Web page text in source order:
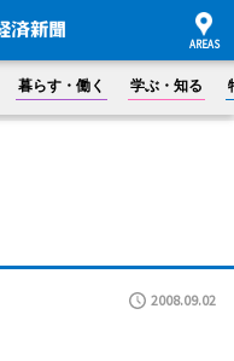
暮らす・働く 学ぶ・知る
2008.09.02